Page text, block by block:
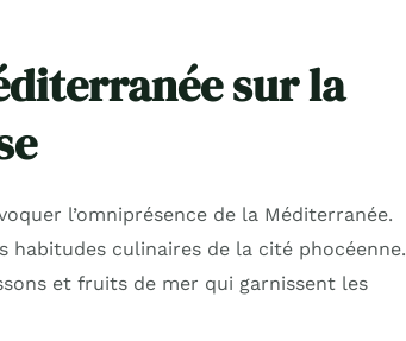
sur la
l’omniprésence de la Méditerranée.
habitudes culinaires de la cité phocéenne.
et fruits de mer qui garnissent les